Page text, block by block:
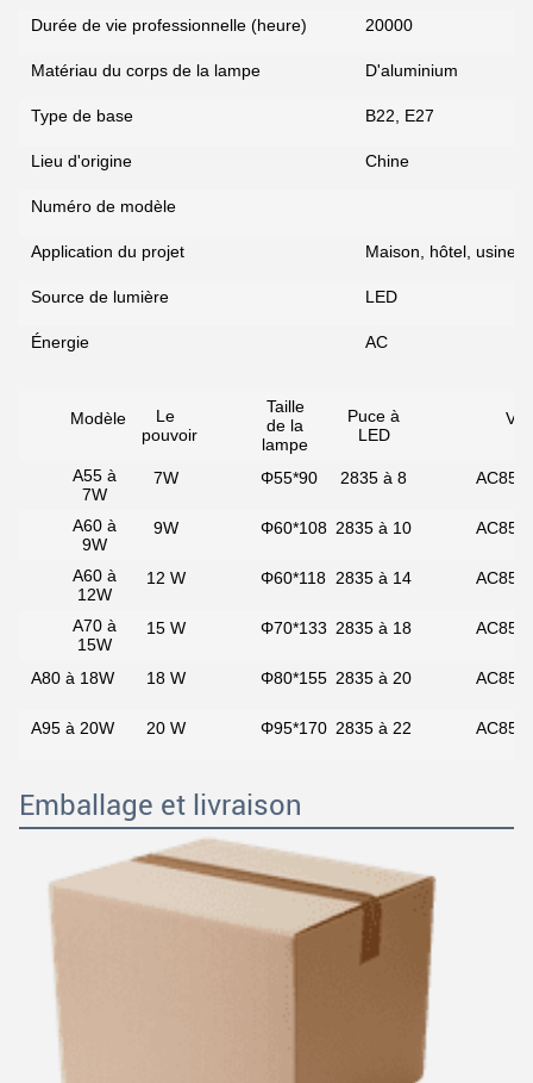
Durée de vie professionnelle (heure) 20000
Matériau du corps de la lampe D'aluminium
Type de base B22, E27
Lieu d'origine Chine
Numéro de modèle
Application du projet Maison, hôtel, usine,
Source de lumière LED
Énergie AC
Modèle
Le
pouvoir
Taille
de la
lampe
Puce à
LED
A55 à
7W
7W Φ55*90 2835 à 8 AC85
A60 à
9W
9W Φ60*108 2835 à 10 AC85
A60 à
12W
12 W Φ60*118 2835 à 14 AC85
A70 à
15W
15 W Φ70*133 2835 à 18 AC85
A80 à 18W 18 W Φ80*155 2835 à 20 AC85
A95 à 20W 20 W Φ95*170 2835 à 22 AC85
Emballage et livraison